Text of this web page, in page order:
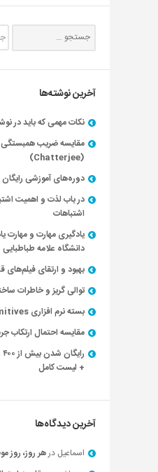
آخرین نوشته‌ها
نکات مهمی که باید در
مقایسه ضریب
(Chatterjee)
دوره‌های آموزشی
در باب لذت و اهمیت
اشتباهات
یادگیری مهارت و
دانشگاه علامه طباطبایی
بهبود و ارتقای فیلم‌های
توالی گریز و خاطرات
بسته نرم افزاری Primitives
مقایسه احتمال ارتکاب
+ لیست کامل
آخرین دیدگاه‌ها
اسماعیل درهر روز،